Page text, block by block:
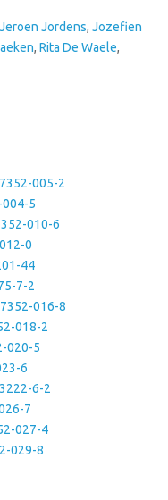
Jeroen Jordens,Jozefien
,Rita De Waele,
005-2
004-5
010-6
0
44
7-2
016-8
018-2
020-5
6
6-2
7
027-4
029-8